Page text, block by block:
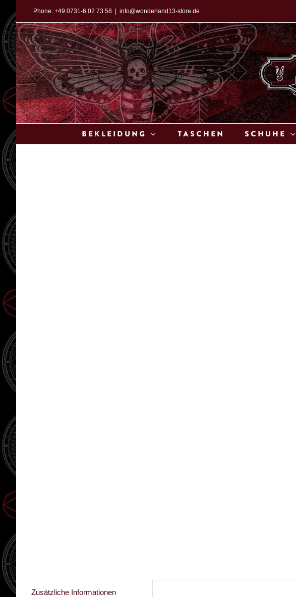
Inhalt
springen
Phone: +49 0731-6 02 73 58 info@wonderland13-store.de
Bekleidung Taschen Schuhe
Zusätzliche Informationen